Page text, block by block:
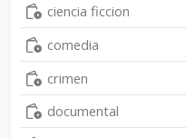
ciencia ficcion
comedia
crimen
documental